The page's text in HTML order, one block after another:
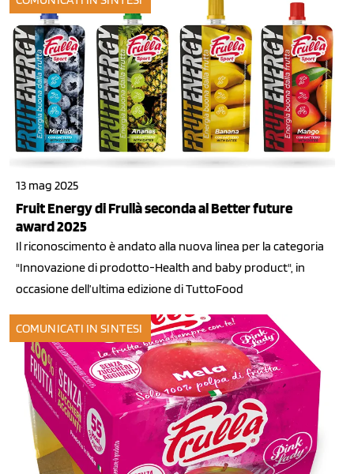
13 mag 2025
Fruit Energy di Frullà seconda al Better future
award 2025
Il riconoscimento è andato alla nuova linea per la categoria
"Innovazione di prodotto-Health and baby product", in
occasione dell’ultima edizione di TuttoFood
COMUNICATI IN SINTESI